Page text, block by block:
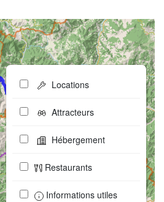
Locations
Attracteurs
Hébergement
Restaurants
Informations utiles